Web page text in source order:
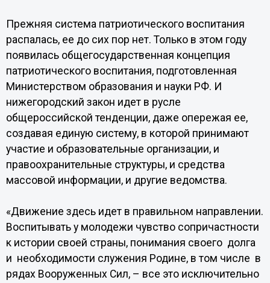
Прежняя система патриотического воспитания
распалась, ее до сих пор нет. Только в этом году
появилась общегосударственная концепция
патриотического воспитания, подготовленная
Министерством образования и науки РФ. И
нижегородский закон идет в русле
общероссийской тенденции, даже опережая ее,
создавая единую систему, в которой принимают
участие и образовательные организации, и
правоохранительные структуры, и средства
массовой информации, и другие ведомства.
«Движение здесь идет в правильном направлении.
Воспитывать у молодежи чувство сопричастности
к истории своей страны, понимания своего долга
и необходимости служения Родине, в том числе в
рядах Вооруженных Сил, – все это исключительно